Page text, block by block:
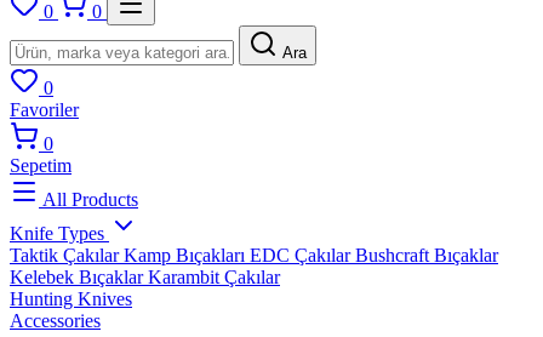
0
0
Ara
0
Favoriler
0
Sepetim
All Products
Knife Types
Taktik ÇakılarKamp Bıçakları EDC ÇakılarBushcraft Bıçaklar
Kelebek BıçaklarKarambit Çakılar
Hunting Knives
Accessories